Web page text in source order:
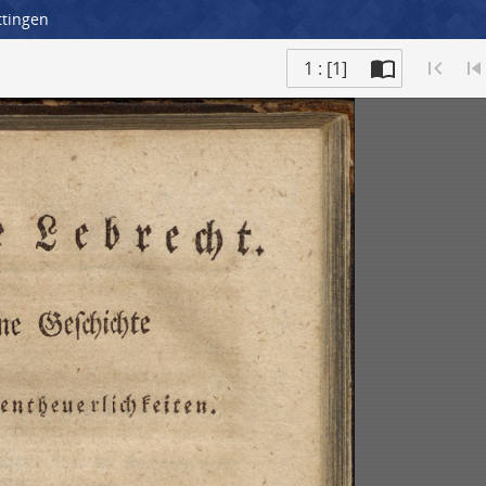
1 : [1]